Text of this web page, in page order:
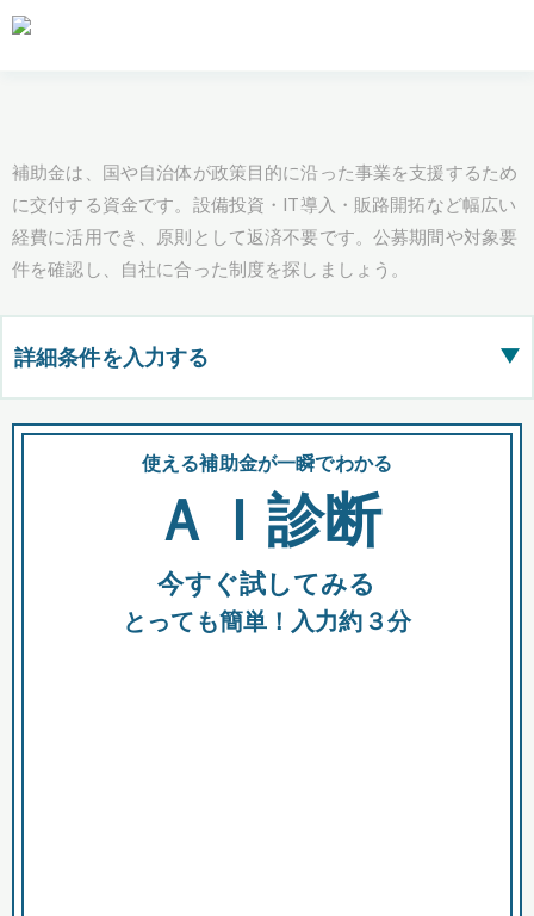
補助金は、国や自治体が政策目的に沿った事業を支援するため
に交付する資金です。設備投資・IT導入・販路開拓など幅広い
経費に活用でき、原則として返済不要です。公募期間や対象要
件を確認し、自社に合った制度を探しましょう。
詳細条件を入力する ▶
都道府県
全国の検索結果を含めて表示
助成金 融資 出資
使える補助金が一瞬でわかる
ＡＩ診断
今すぐ試してみる
とっても簡単！入力約３分